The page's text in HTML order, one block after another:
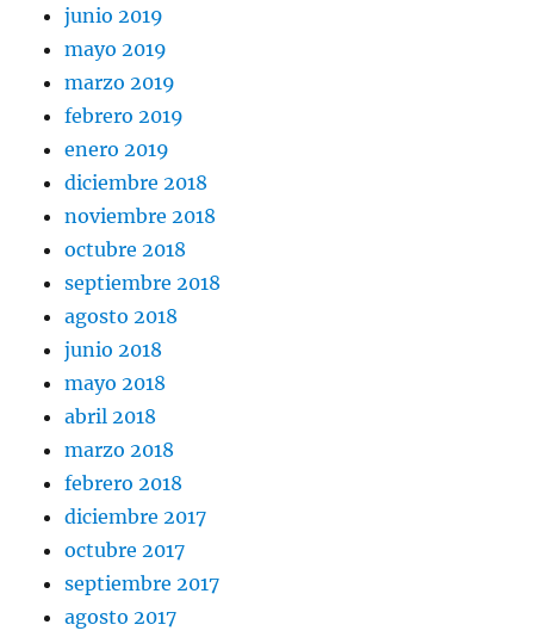
junio 2019
mayo 2019
marzo 2019
febrero 2019
enero 2019
diciembre 2018
noviembre 2018
octubre 2018
septiembre 2018
agosto 2018
junio 2018
mayo 2018
abril 2018
marzo 2018
febrero 2018
diciembre 2017
octubre 2017
septiembre 2017
agosto 2017